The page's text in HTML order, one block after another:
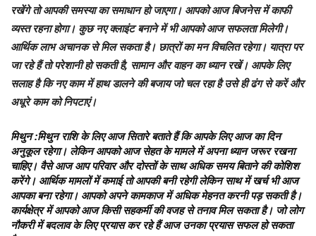
रखेंगे तो आपकी समस्या का समाधान हो जाएगा। आपको आज बिजनेस में काफी
व्यस्त रहना होगा। कुछ नए क्लाइंट बनाने में भी आपको आज सफलता मिलेगी।
आर्थिक लाभ अचानक से मिल सकता है। छात्रों का मन विचलित रहेगा। यात्रा पर
जा रहे हैं तो परेशानी हो सकती है, सामान और वाहन का ध्यान रखें। आपके लिए
सलाह है कि नए काम में हाथ डालने की बजाय जो चल रहा है उसे ही ढंग से करें और
अधूरे काम को निपटाएं।
मिथुन:मिथुन राशि के लिए आज सितारे बताते हैं कि आपके लिए आज का दिन
अनुकूल रहेगा। लेकिन आपको आज सेहत के मामले में अपना ध्यान जरूर रखना
चाहिए। वैसे आज आप परिवार और दोस्तों के साथ अधिक समय बिताने की कोशिश
करेंगे। आर्थिक मामलों में कमाई तो आपकी बनी रहेगी लेकिन साथ में खर्च भी आज
आपका बना रहेगा। आपको अपने कामकाज में अधिक मेहनत करनी पड़ सकती है।
कार्यक्षेत्र में आपको आज किसी सहकर्मी की वजह से तनाव मिल सकता है। जो लोग
नौकरी में बदलाव के लिए प्रयास कर रहे हैं आज उनका प्रयास सफल हो सकता